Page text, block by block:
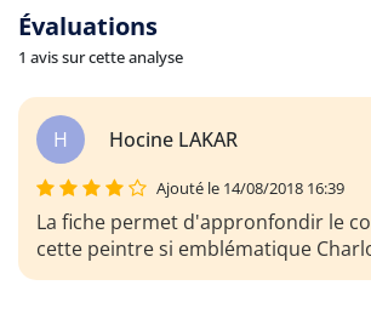
Évaluations
1 avis sur cette analyse
H Hocine LAKAR
Ajouté le 14/08/2018 16:39
La fiche permet d'appronfondir le
cette peintre si emblématique